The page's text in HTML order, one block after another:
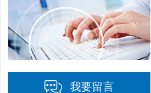
我要留言